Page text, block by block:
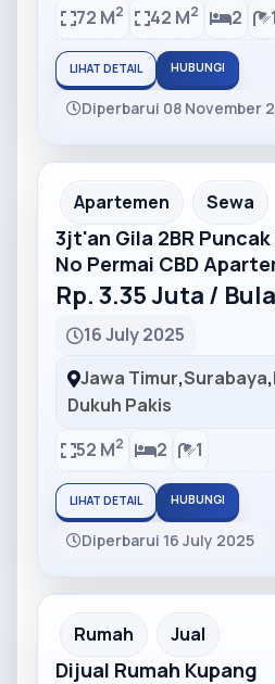
72 M2 42 M2 2 1
LIHAT DETAIL HUBUNGI
Diperbarui 08 November
Partner Ad
Apartemen Sewa
3jt'an Gila 2BR
No Permai CBD
Rp. 3.35 Juta /
16 July 2025
Jawa Timur,Surabaya,
Dukuh Pakis
52 M2 2 1
LIHAT DETAIL HUBUNGI
Diperbarui 16 July 2025
Partner Ad
Rumah Jual
Dijual Rumah Kupang